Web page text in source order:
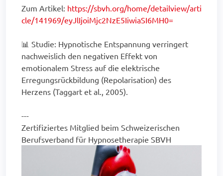
Zum Artikel: https://sbvh.org/home/detailview/arti
cle/141969/eyJlIjoiMjc2NzE5IiwiaSI6MH0=
📊 Studie: Hypnotische Entspannung verringert
nachweislich den negativen Effekt von
emotionalem Stress auf die elektrische
Erregungsrückbildung (Repolarisation) des
Herzens (Taggart et al., 2005).
---
Zertifiziertes Mitglied beim Schweizerischen
Berufsverband für Hypnosetherapie SBVH